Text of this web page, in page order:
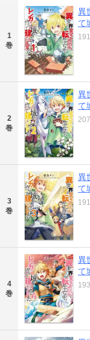
1
巻
異
て
2
巻
異
て
3
巻
異
て
4
巻
異
て